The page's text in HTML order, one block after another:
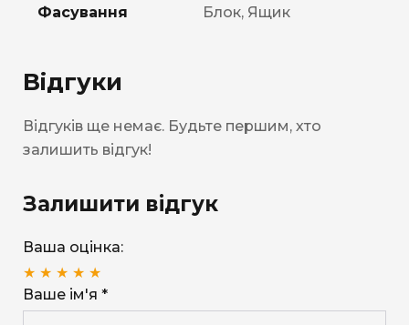
Фасування Блок, Ящик
Відгуки
Відгуків ще немає. Будьте першим, хто
залишить відгук!
Залишити відгук
Ваша оцінка:
★ ★ ★ ★ ★
Ваше ім'я *